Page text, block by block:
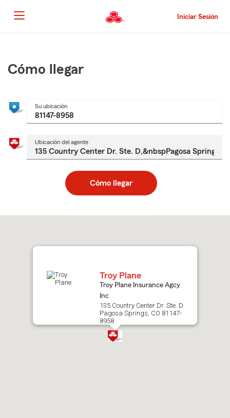
al
contenido
principal
Iniciar Sesión
principal
Cómo llegar
Su ubicación
Ubicación del agente
Cómo llegar
to
Troy Plane
Troy Plane Insurance Agcy
Inc
135 Country Center Dr. Ste. D
Pagosa Springs, CO 81147-
8958